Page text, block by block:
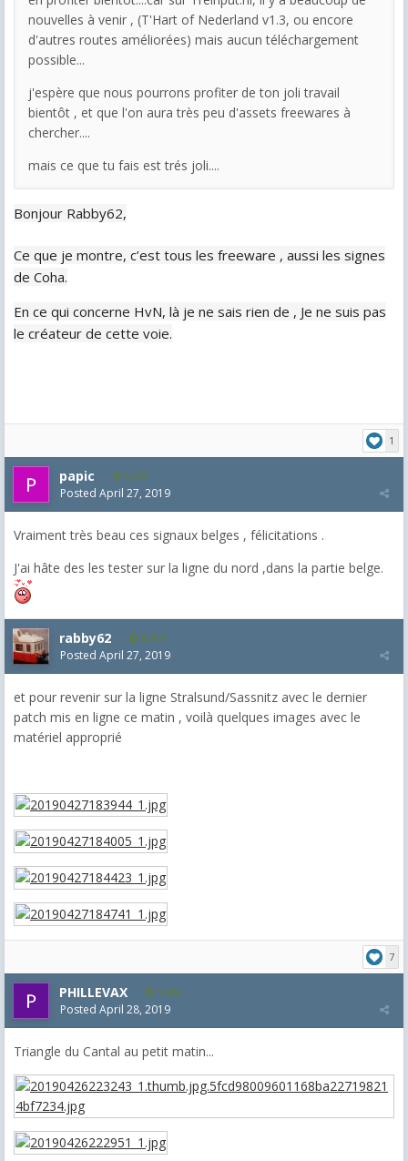
nouvelles à venir , (T'Hart of Nederland v1.3, ou encore
d'autres routes améliorées) mais aucun téléchargement
possible...
j'espère que nous pourrons profiter de ton joli travail
bientôt , et que l'on aura très peu d'assets freewares à
chercher....
mais ce que tu fais est trés joli....
Bonjour Rabby62,
Ce que je montre, c’est tous les freeware , aussi les signes
de Coha.
En ce qui concerne HvN, là je ne sais rien de , Je ne suis pas
le créateur de cette voie.
1
papic 1,372
Posted April 27, 2019
Vraiment très beau ces signaux belges , félicitations .
J'ai hâte des les tester sur la ligne du nord ,dans la partie belge.
rabby62 8,454
Posted April 27, 2019
et pour revenir sur la ligne Stralsund/Sassnitz avec le dernier
patch mis en ligne ce matin , voilà quelques images avec le
matériel approprié
7
PHILLEVAX 1,405
Posted April 28, 2019
Triangle du Cantal au petit matin...